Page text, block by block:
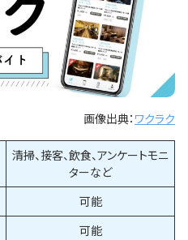
画像出典： ワクラク
清掃、接客、飲食、アンケートモニ
ターなど
可能
可能